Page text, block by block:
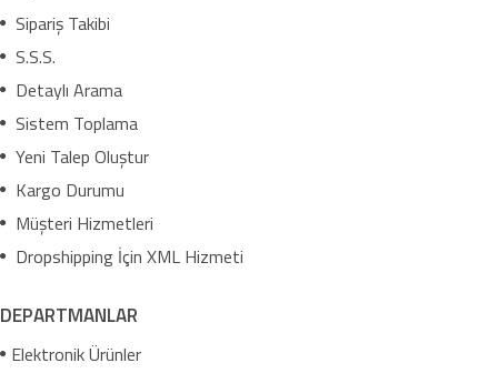
Sipariş Takibi
S.S.S.
Detaylı Arama
Sistem Toplama
Yeni Talep Oluştur
Kargo Durumu
Müşteri Hizmetleri
Dropshipping İçin XML Hizmeti
DEPARTMANLAR
Elektronik Ürünler